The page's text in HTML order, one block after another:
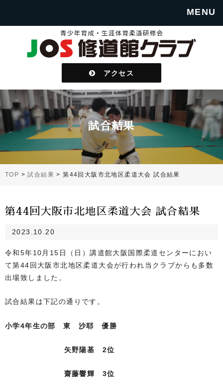
MENU
アクセス
試合結果
TOP >試合結果 >第44回大阪市北地区柔道大会 試合結果
第44回大阪市北地区柔道大会 試合結果
2023.10.20
令和5年10月15日（日）講道館大阪国際柔道センターにおい
て第44回大阪市北地区柔道大会が行われ当クラブからも多数
出場致しました。
試合結果は下記の通りです。
小学4年生の部 東 沙耶 優勝
矢野陽基 2位
齋藤響輝 3位